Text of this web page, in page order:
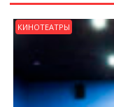
КИНОТЕАТРЫ